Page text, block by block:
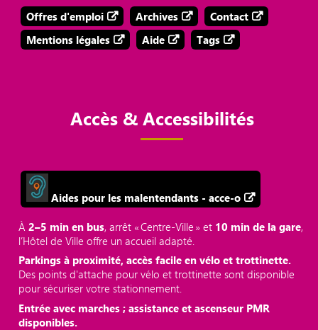
Offres d'emploi Archives
Contact
Mentions légales
Aide Tags
Accès & Accessibilités
Aides pour les malentendants - acce-o
À2–5 min en bus, arrêt « Centre‑Ville » et 10 min de la gare,
l’Hôtel de Ville offre un accueil adapté.
Parkings à proximité, accès facile en vélo et trottinette.
Des points d'attache pour vélo et trottinette sont disponible
pour sécuriser votre stationnement.
Entrée avec marches ; assistance et ascenseur PMR
disponibles.